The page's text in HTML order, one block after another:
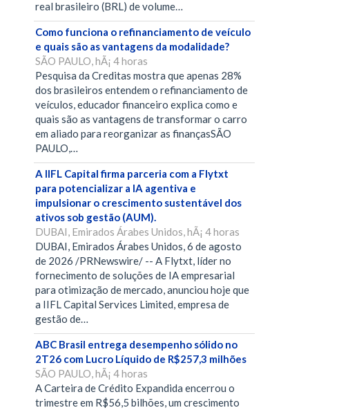
real brasileiro (BRL) de volume…
Como funciona o refinanciamento de veículo
e quais são as vantagens da modalidade?
SÃO PAULO, hÃ¡ 4 horas
Pesquisa da Creditas mostra que apenas 28%
dos brasileiros entendem o refinanciamento de
veículos, educador financeiro explica como e
quais são as vantagens de transformar o carro
em aliado para reorganizar as finançasSÃO
PAULO,…
A IIFL Capital firma parceria com a Flytxt
para potencializar a IA agentiva e
impulsionar o crescimento sustentável dos
ativos sob gestão (AUM).
DUBAI, Emirados Árabes Unidos, hÃ¡ 4 horas
DUBAI, Emirados Árabes Unidos, 6 de agosto
de 2026 /PRNewswire/ -- A Flytxt, líder no
fornecimento de soluções de IA empresarial
para otimização de mercado, anunciou hoje que
a IIFL Capital Services Limited, empresa de
gestão de…
ABC Brasil entrega desempenho sólido no
2T26 com Lucro Líquido de R$257,3 milhões
SÃO PAULO, hÃ¡ 4 horas
A Carteira de Crédito Expandida encerrou o
trimestre em R$56,5 bilhões, um crescimento